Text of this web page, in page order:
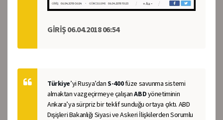
GİRİŞ 06.04.2018 06:54
Türkiye’yi Rusya’danS-400füze savunma sistemi
almaktan vazgeçirmeye çalışanABDyönetiminin
Ankara’ya sürpriz bir teklif sunduğu ortaya çıktı. ABD
Dışişleri Bakanlığı Siyasi ve Askeri İlişkilerden Sorumlu